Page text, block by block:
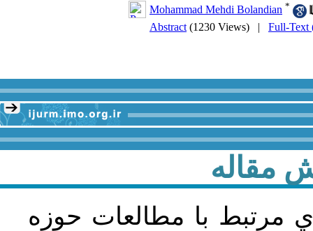
Mohammad Mehdi Bolandian *
Abstract (1230 Views) | Full-Text
مقاله
مرتبط با مطالعات حوزه